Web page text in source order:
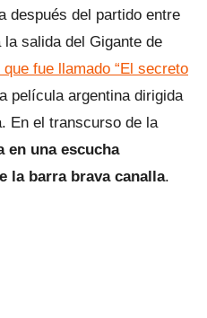
después del partido entre
salida del Gigante de
fue llamado “El secreto
película argentina dirigida
En el transcurso de la
en una escucha
la barra brava canalla.